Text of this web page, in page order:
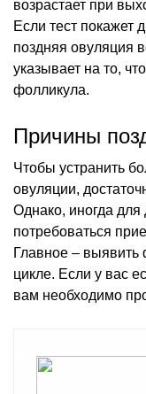
возрастает при
Если тест покажет
поздняя овуляция
указывает на то,
фолликула.
Причины
Чтобы устранить
овуляции,
Однако, иногда
потребоваться
Главное – выявить
цикле. Если у вас
вам необходимо